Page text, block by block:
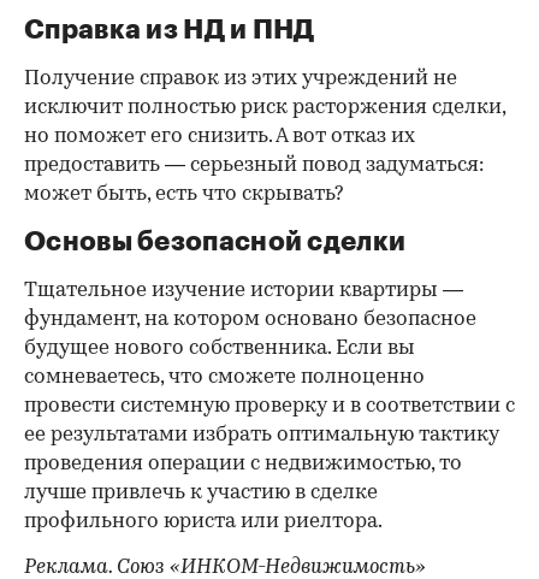
Справка из НД и ПНД
Получение справок из этих учреждений не
исключит полностью риск расторжения сделки,
но поможет его снизить. А вот отказ их
предоставить — серьезный повод задуматься:
может быть, есть что скрывать?
Основы безопасной сделки
Тщательное изучение истории квартиры —
фундамент, на котором основано безопасное
будущее нового собственника. Если вы
сомневаетесь, что сможете полноценно
провести системную проверку и в соответствии с
ее результатами избрать оптимальную тактику
проведения операции с недвижимостью, то
лучше привлечь к участию в сделке
профильного юриста или риелтора.
Реклама. Союз «ИНКОМ-Недвижимость»